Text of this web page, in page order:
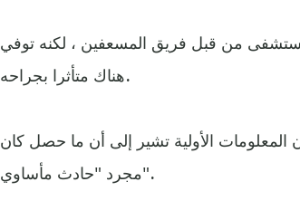
من قبل فريق المسعفين ، لكنه توفي
هناك متأثرا بجراحه.
الأولية تشير إلى أن ما حصل كان
مجرد "حادث مأساوي".